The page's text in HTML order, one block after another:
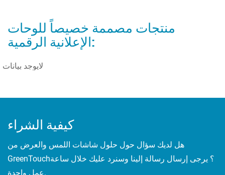
منتجات مصممة خصيصاً للوحات
الإعلانية الرقمية:
لايوجد بيانات
كيفية الشراء
هل لديك سؤال حول حلول شاشات اللمس والعرض من
GreenTouch؟ يرجى إرسال رسالة إلينا وسنرد عليك خلال ساعة
عمل واحدة.